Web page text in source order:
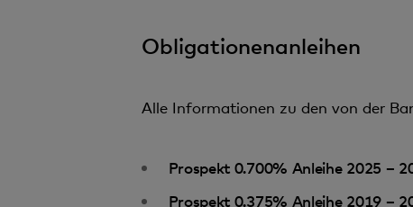
Obligationenanleihen
Alle Informationen zu den von der
Prospekt 0.700% Anleihe 2025 –
Prospekt 0.375% Anleihe 2019 –